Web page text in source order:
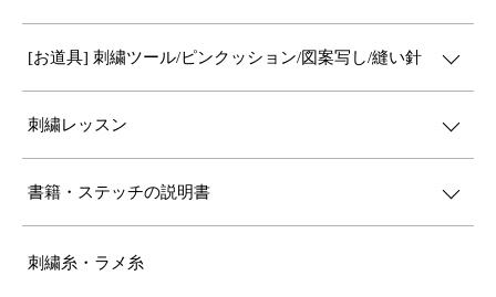
[お道具] 刺繍ツール/ピンクッション/図案写し/縫い針
刺繍レッスン
書籍・ステッチの説明書
刺繍糸・ラメ糸